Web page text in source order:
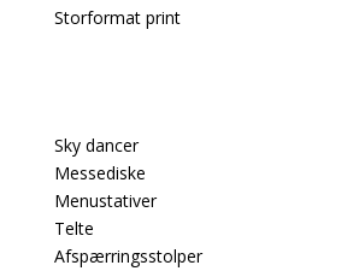
Storformat print
Sky dancer
Messediske
Menustativer
Telte
Afspærringsstolper